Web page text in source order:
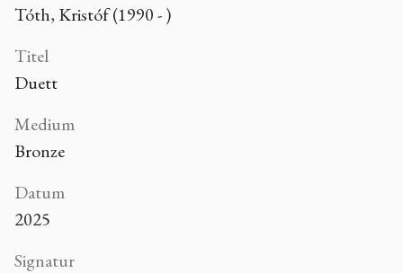
Tóth, Kristóf (1990 - )
Titel
Duett
Medium
Bronze
Datum
2025
Signatur